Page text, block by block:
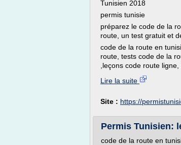
Tunisien 2018
permis tunisie
préparez le code de la
route, un test gratuit et
code de la route en
route, tests code de la
,leçons code route
Lire la suite
Site : https://
Permis Tunisien:
code de la route en